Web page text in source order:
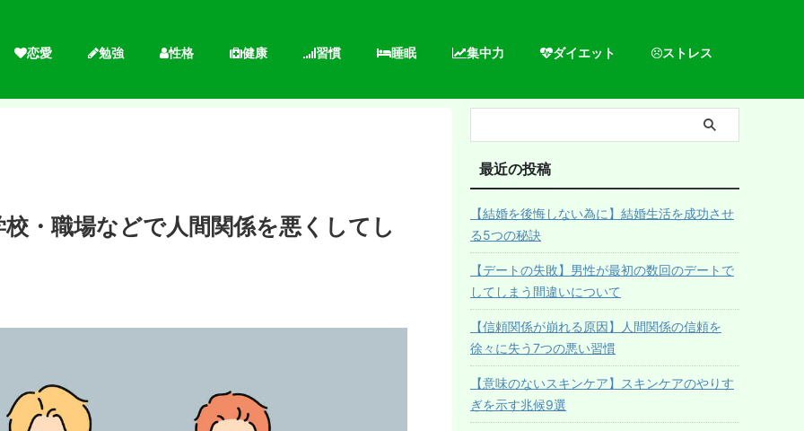
恋愛 勉強 性格 健康 習慣 睡眠 集中力 ダイエット ストレス
・職場などで人間関係を悪くしてし
最近の投稿
【結婚を後悔しない為に】結婚生活を成功させ
る5つの秘訣
【デートの失敗】男性が最初の数回のデートで
してしまう間違いについて
【信頼関係が崩れる原因】人間関係の信頼を
徐々に失う7つの悪い習慣
【意味のないスキンケア】スキンケアのやりす
ぎを示す兆候9選